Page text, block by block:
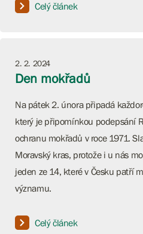
Celý článek
2. 2. 2024
Den mokřadů
Na pátek 2. února připadá
který je připomínkou podepsání
ochranu mokřadů v roce 1971.
Moravský kras, protože i u nás
jeden ze 14, které v Česku patří
významu.
Celý článek